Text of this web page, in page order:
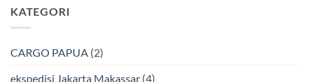
Bmp
Cargo
Laut
Bersama
&
pada
Ekspedisi
Laut
BMP
KATEGORI
CARGO PAPUA (2)
ekspedisi Jakarta Makassar (4)